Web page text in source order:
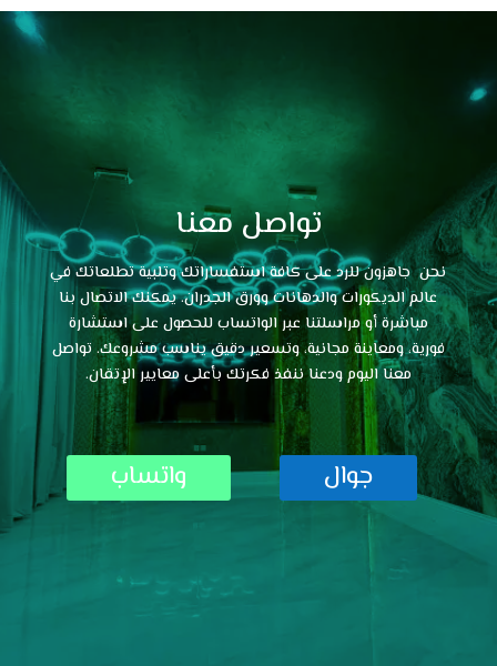
تواصل معنا
نحن جاهزون للرد على كافة استفساراتك وتلبية تطلعاتك في
عالم الديكورات والدهانات وورق الجدران. يمكنك الاتصال بنا
مباشرة أو مراسلتنا عبر الواتساب للحصول على استشارة
فورية، ومعاينة مجانية، وتسعير دقيق يناسب مشروعك. تواصل
معنا اليوم ودعنا ننفذ فكرتك بأعلى معايير الإتقان.
واتساب جوال